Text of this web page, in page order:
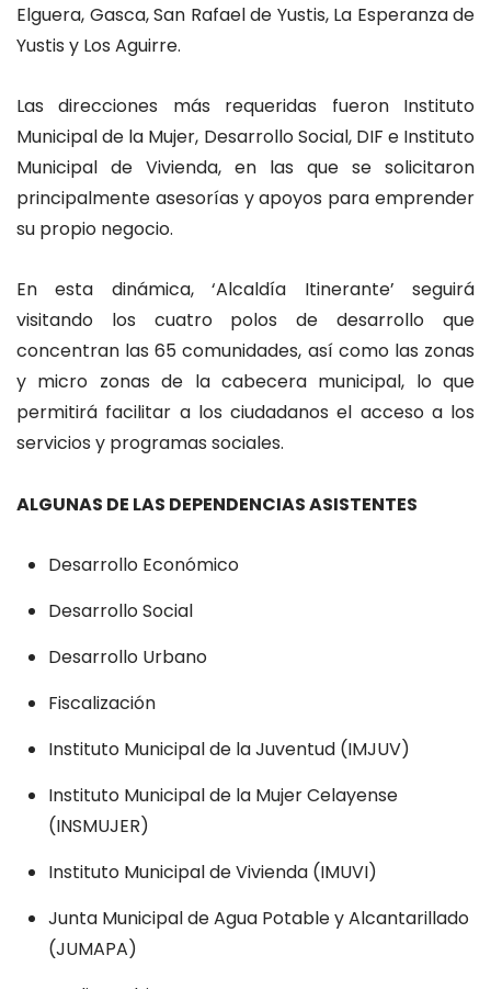
Elguera, Gasca, San Rafael de Yustis, La Esperanza de
Yustis y Los Aguirre.
Las direcciones más requeridas fueron Instituto
Municipal de la Mujer, Desarrollo Social, DIF e Instituto
Municipal de Vivienda, en las que se solicitaron
principalmente asesorías y apoyos para emprender
su propio negocio.
En esta dinámica, ‘Alcaldía Itinerante’ seguirá
visitando los cuatro polos de desarrollo que
concentran las 65 comunidades, así como las zonas
y micro zonas de la cabecera municipal, lo que
permitirá facilitar a los ciudadanos el acceso a los
servicios y programas sociales.
ALGUNAS DE LAS DEPENDENCIAS ASISTENTES
Desarrollo Económico
Desarrollo Social
Desarrollo Urbano
Fiscalización
Instituto Municipal de la Juventud (IMJUV)
Instituto Municipal de la Mujer Celayense
(INSMUJER)
Instituto Municipal de Vivienda (IMUVI)
Junta Municipal de Agua Potable y Alcantarillado
(JUMAPA)